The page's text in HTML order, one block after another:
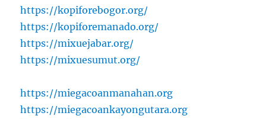
https://kopiforebogor.org/
https://kopiforemanado.org/
https://mixuejabar.org/
https://mixuesumut.org/
https://miegacoanmanahan.org
https://miegacoankayongutara.org